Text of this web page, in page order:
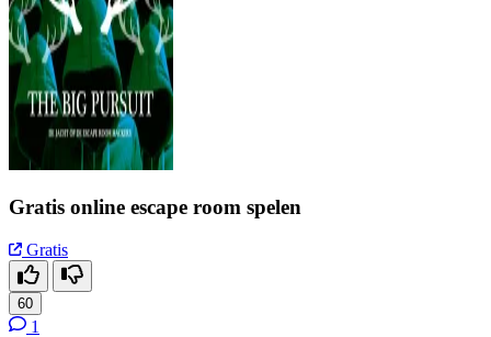
Gratis online escape room spelen
Gratis
60
1